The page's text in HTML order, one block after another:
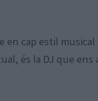
en cap estil
és la DJ que ens